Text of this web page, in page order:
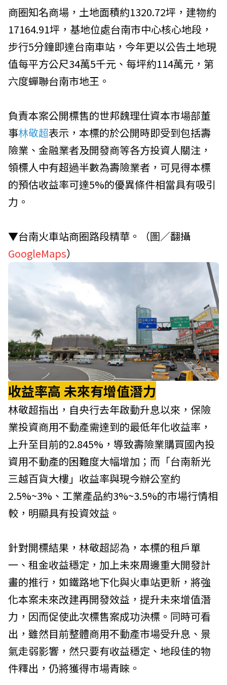
商圈知名商場，土地面積約1320.72坪，建物約
17164.91坪，基地位處台南市中心核心地段，
步行5分鐘即達台南車站，今年更以公告土地現
值每平方公尺34萬5千元、每坪約114萬元，第
六度蟬聯台南市地王。
負責本案公開標售的世邦魏理仕資本市場部董
事林敬超表示，本標的於公開時即受到包括壽
險業、金融業者及開發商等各方投資人關注，
領標人中有超過半數為壽險業者，可見得本標
的預估收益率可達5%的優異條件相當具有吸引
力。
▼台南火車站商圈路段精華。（圖／翻攝
GoogleMaps）
收益率高 未來有增值潛力
林敬超指出，自央行去年啟動升息以來，保險
業投資商用不動產需達到的最低年化收益率，
上升至目前的2.845%，導致壽險業購買國內投
資用不動產的困難度大幅增加；而「台南新光
三越百貨大樓」收益率與現今辦公室約
2.5%~3%、工業產品約3%~3.5%的市場行情相
較，明顯具有投資效益。
針對開標結果，林敬超認為，本標的租戶單
一、租金收益穩定，加上未來周邊重大開發計
畫的推行，如鐵路地下化與火車站更新，將強
化本案未來改建再開發效益，提升未來增值潛
力，因而促使此次標售案成功決標。同時可看
出，雖然目前整體商用不動產市場受升息、景
氣走弱影響，然只要有收益穩定、地段佳的物
件釋出，仍將獲得市場青睞。